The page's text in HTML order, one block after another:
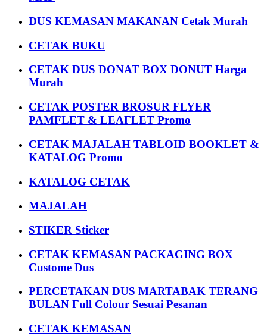
DUS KEMASAN MAKANAN Cetak Murah
CETAK BUKU
CETAK DUS DONAT BOX DONUT Harga
Murah
CETAK POSTER BROSUR FLYER
PAMFLET & LEAFLET Promo
CETAK MAJALAH TABLOID BOOKLET &
KATALOG Promo
KATALOG CETAK
MAJALAH
STIKER Sticker
CETAK KEMASAN PACKAGING BOX
Custome Dus
PERCETAKAN DUS MARTABAK TERANG
BULAN Full Colour Sesuai Pesanan
CETAK KEMASAN